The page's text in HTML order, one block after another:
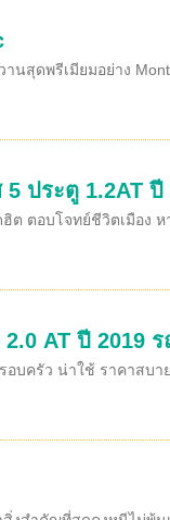
ดพรีเมียมอย่าง
ประตู 1.2AT ปี
ฮิต ตอบโจทย์ชีวิตเมื
AT ปี 2019
บครัว น่าใช้ ราคาส